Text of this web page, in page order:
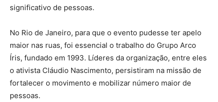
significativo de pessoas.
No Rio de Janeiro, para que o evento pudesse ter apelo
maior nas ruas, foi essencial o trabalho do Grupo Arco
Íris, fundado em 1993. Líderes da organização, entre eles
o ativista Cláudio Nascimento, persistiram na missão de
fortalecer o movimento e mobilizar número maior de
pessoas.